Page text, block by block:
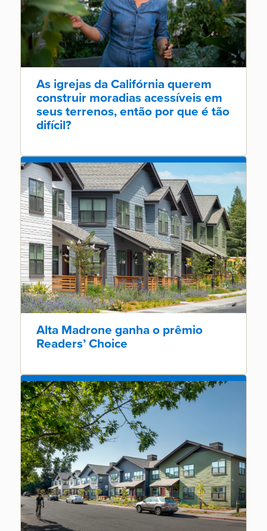
As igrejas da Califórnia querem
construir moradias acessíveis em
seus terrenos, então por que é tão
difícil?
Alta Madrone ganha o prêmio
Readers’ Choice